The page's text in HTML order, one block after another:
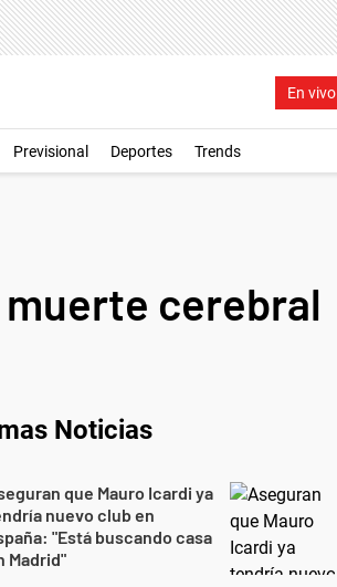
En vivo
Previsional Deportes Trends
cerebral
Noticias
que Mauro Icardi ya
nuevo club en
"Está buscando casa
Madrid"